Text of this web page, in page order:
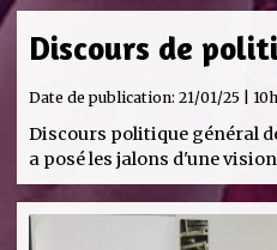
Discours de
Date de publication: 21/01/25 |
Discours politique général
a posé les jalons d'une